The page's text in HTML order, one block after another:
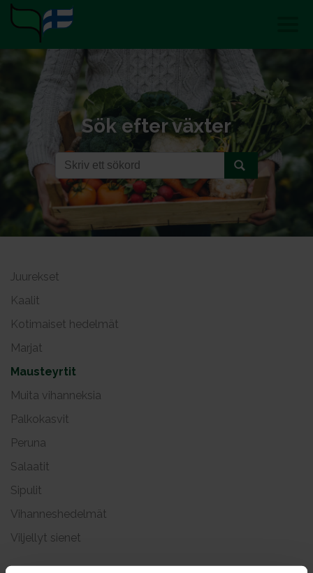
Sök efter växter
Juurekset
Kaalit
Kotimaiset hedelmät
Marjat
Mausteyrtit
Muita vihanneksia
Palkokasvit
Peruna
Salaatit
Sipulit
Vihanneshedelmät
Viljellyt sienet